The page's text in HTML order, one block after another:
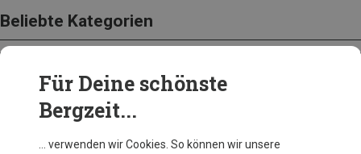
Beliebte Kategorien
BEKLEIDUNG
Für Deine schönste
Bergzeit...
… verwenden wir Cookies. So können wir unsere